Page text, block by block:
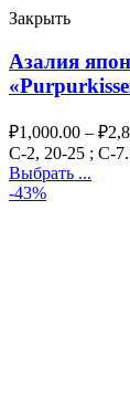
Закрыть
Азалия
₽1,000.00 – ₽
C-2, 20-25 ; C-
Выбрать ...
-43%